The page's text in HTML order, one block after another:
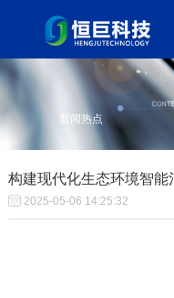
新闻热点
构建现代化生态环境智能
2025-05-06 14:25:32